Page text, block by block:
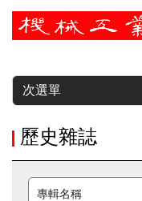
暫停
次選單
歷史雜誌